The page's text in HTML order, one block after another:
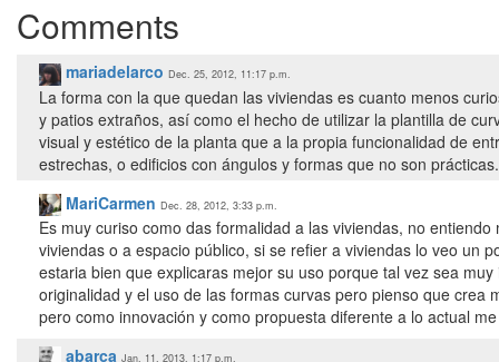
Comments
mariadelarco Dec. 25, 2012, 11:17 p.m.
La forma con la que quedan las viviendas es cuanto menos
y patios extraños, así como el hecho de utilizar la plantilla de
visual y estético de la planta que a la propia funcionalidad de
estrechas, o edificios con ángulos y formas que no son prácticas.
MariCarmen Dec. 28, 2012, 3:33 p.m.
Es muy curiso como das formalidad a las viviendas, no
viviendas o a espacio público, si se refier a viviendas lo veo un
estaria bien que explicaras mejor su uso porque tal vez sea
originalidad y el uso de las formas curvas pero pienso que
pero como innovación y como propuesta diferente a lo actual
abarca Jan. 11, 2013, 1:17 p.m.